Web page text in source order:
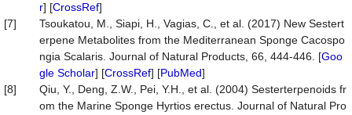
r] [CrossRef]
[7]
Tsoukatou, M., Siapi, H., Vagias, C., et al. (2017) New Sestert
erpene Metabolites from the Mediterranean Sponge Cacospo
ngia Scalaris. Journal of Natural Products, 66, 444-446. [Goo
gle Scholar] [CrossRef] [PubMed]
[8]
Qiu, Y., Deng, Z.W., Pei, Y.H., et al. (2004) Sesterterpenoids fr
om the Marine Sponge Hyrtios erectus. Journal of Natural Pro